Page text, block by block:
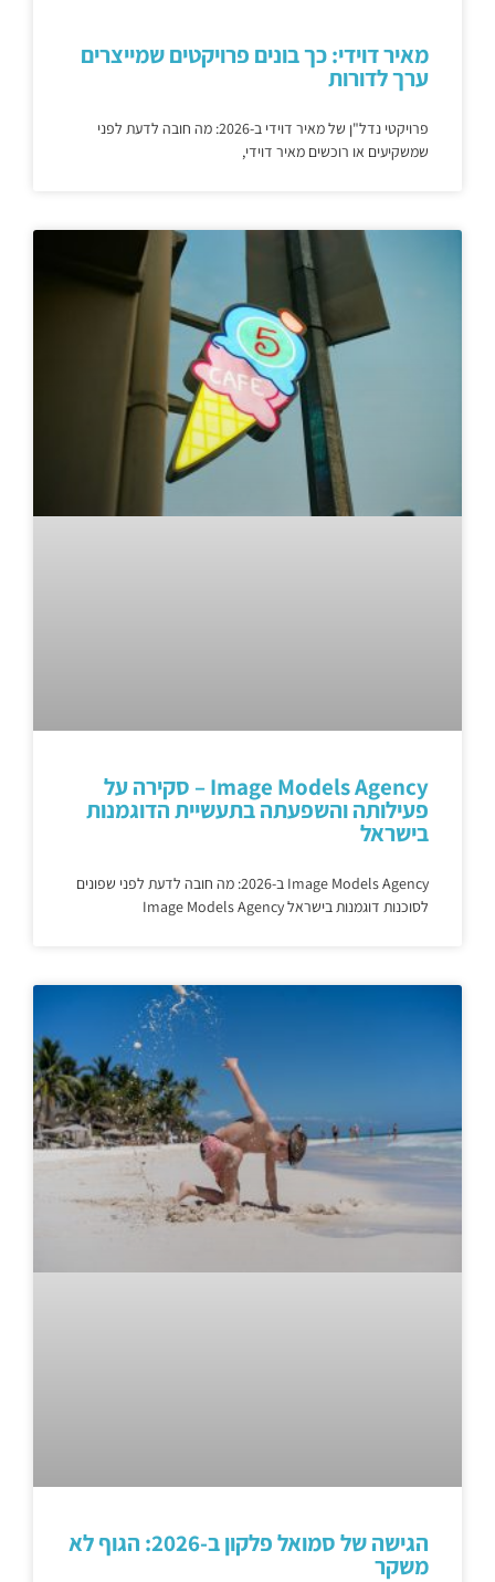
מאיר דוידי: כך בונים פרויקטים שמייצרים
ערך לדורות
פרויקטי נדל"ן של מאיר דוידי ב-2026: מה חובה לדעת לפני
שמשקיעים או רוכשים מאיר דוידי,
Image Models Agency – סקירה על
פעילותה והשפעתה בתעשיית הדוגמנות
בישראל
Image Models Agency ב-2026: מה חובה לדעת לפני שפונים
לסוכנות דוגמנות בישראל Image Models Agency
הגישה של סמואל פלקון ב-2026: הגוף לא
משקר